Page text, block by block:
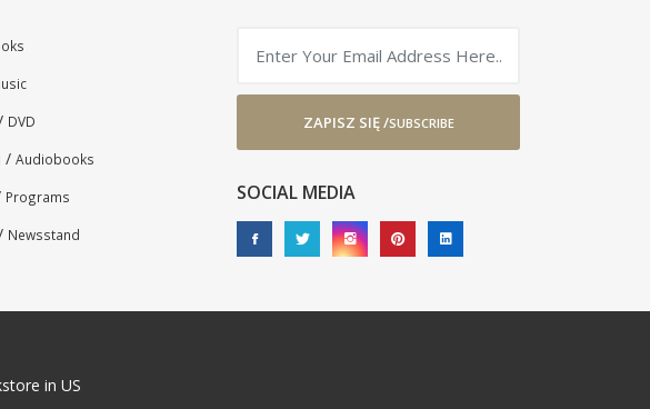
DVD
/ Audiobooks
Programs
Newsstand
ZAPISZ SIĘ /SUBSCRIBE
SOCIAL MEDIA
in US